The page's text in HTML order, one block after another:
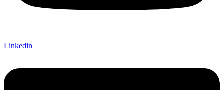
Linkedin